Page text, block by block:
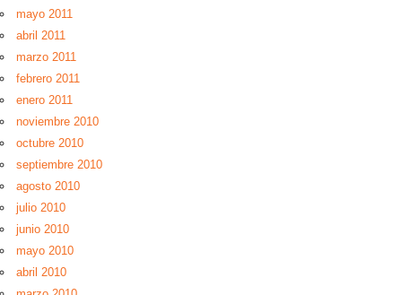
mayo 2011
abril 2011
marzo 2011
febrero 2011
enero 2011
noviembre 2010
octubre 2010
septiembre 2010
agosto 2010
julio 2010
junio 2010
mayo 2010
abril 2010